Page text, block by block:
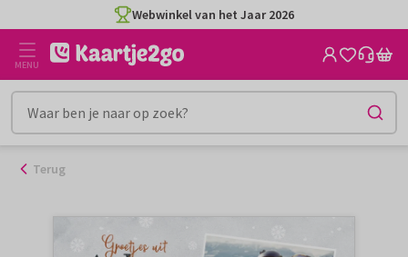
naar
inhoud
Webwinkel van het Jaar 2026
MENU
Terug